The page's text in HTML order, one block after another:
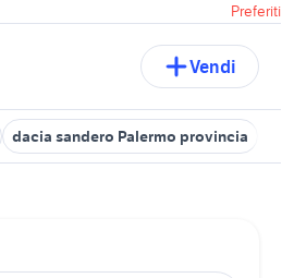
Preferiti
Vendi
dacia sandero Palermo provincia